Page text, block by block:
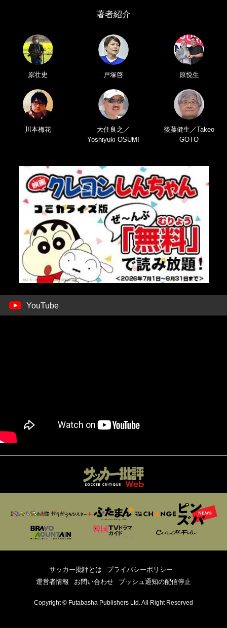
著者紹介
原壮史 戸塚啓 原悦生
川本梅花
大住良之／
Yoshiyuki OSUMI
後藤健生／Takeo
GOTO
YouTube
サッカー批評とは
プライバシーポリシー
運営者情報
お問い合わせ プッシュ通知の配信停止
Copyright © Futabasha Publishers Ltd. All Right Reserved